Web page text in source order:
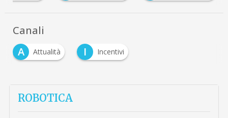
Canali
A
Attualità I Incentivi
ROBOTICA